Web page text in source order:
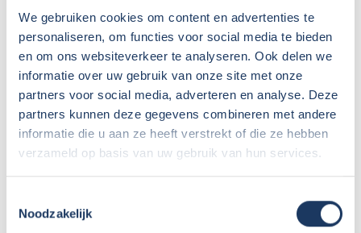
We gebruiken cookies om content en advertenties te
personaliseren, om functies voor social media te bieden
en om ons websiteverkeer te analyseren. Ook delen we
informatie over uw gebruik van onze site met onze
partners voor social media, adverteren en analyse. Deze
partners kunnen deze gegevens combineren met andere
informatie die u aan ze heeft verstrekt of die ze hebben
verzameld op basis van uw gebruik van hun services.
Noodzakelijk
Sunlight Demodagen
Nog meer 2026 modellen in onze showroom
Profiteer van €1400 voordeel op nieuwe
Sunlight modellen
Voor in de agenda, onze huisshow!
Modeljaar ’26 van Dethleffs en Crosscamp is